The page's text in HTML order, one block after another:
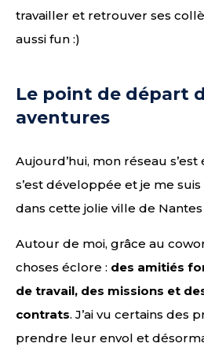
travailler et retrouver ses
aussi fun :)
Le point de départ
aventures
Aujourd’hui, mon réseau
s’est développée et je me
dans cette jolie ville de Nantes
Autour de moi, grâce au
choses éclore : des amitiés
de travail, des missions et
contrats. J’ai vu certains des
prendre leur envol et